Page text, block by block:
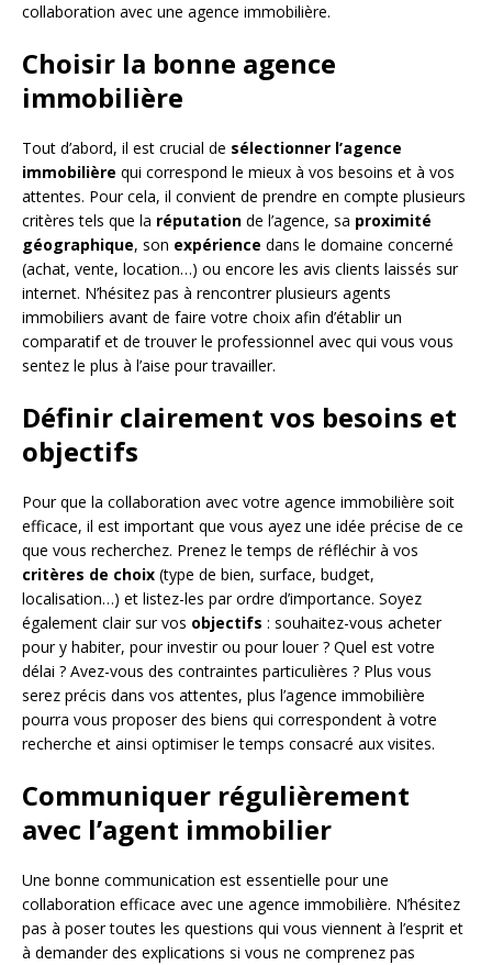
collaboration avec une agence immobilière.
Choisir la bonne agence
immobilière
Tout d’abord, il est crucial de sélectionner l’agence
immobilière qui correspond le mieux à vos besoins et à vos
attentes. Pour cela, il convient de prendre en compte plusieurs
critères tels que la réputation de l’agence, sa proximité
géographique, son expérience dans le domaine concerné
(achat, vente, location…) ou encore les avis clients laissés sur
internet. N’hésitez pas à rencontrer plusieurs agents
immobiliers avant de faire votre choix afin d’établir un
comparatif et de trouver le professionnel avec qui vous vous
sentez le plus à l’aise pour travailler.
Définir clairement vos besoins et
objectifs
Pour que la collaboration avec votre agence immobilière soit
efficace, il est important que vous ayez une idée précise de ce
que vous recherchez. Prenez le temps de réfléchir à vos
critères de choix (type de bien, surface, budget,
localisation…) et listez-les par ordre d’importance. Soyez
également clair sur vos objectifs : souhaitez-vous acheter
pour y habiter, pour investir ou pour louer ? Quel est votre
délai ? Avez-vous des contraintes particulières ? Plus vous
serez précis dans vos attentes, plus l’agence immobilière
pourra vous proposer des biens qui correspondent à votre
recherche et ainsi optimiser le temps consacré aux visites.
Communiquer régulièrement
avec l’agent immobilier
Une bonne communication est essentielle pour une
collaboration efficace avec une agence immobilière. N’hésitez
pas à poser toutes les questions qui vous viennent à l’esprit et
à demander des explications si vous ne comprenez pas